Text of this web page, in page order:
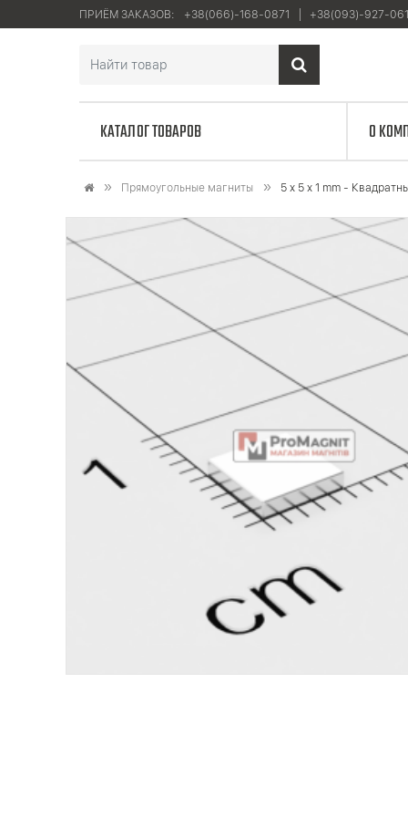
ПРИЁМ ЗАКАЗОВ: +38(066)-168-0871 +38(093)-927-
КАТАЛОГ ТОВАРОВ О
Прямоугольные магниты 5 x 5 x 1 mm -